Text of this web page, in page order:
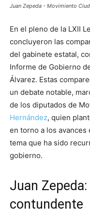
Juan Zepeda - Movimiento
En el pleno de la LXII
concluyeron las
del gabinete estatal,
Informe de Gobierno
Álvarez. Estas
un debate notable,
de los diputados de
Hernández, quien
en torno a los avances
tema que ha sido
gobierno.
Juan
contundente